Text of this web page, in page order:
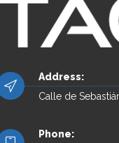
Address:
Calle de
Phone: